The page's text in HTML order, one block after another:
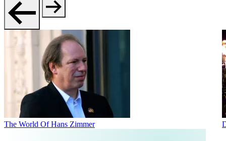
The World Of Hans Zimmer